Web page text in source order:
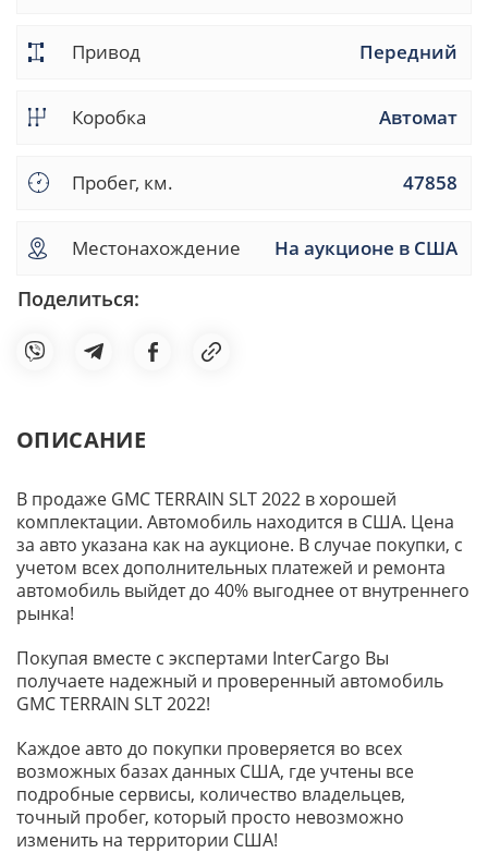
Привод Передний
Коробка Автомат
Пробег, км. 47858
Местонахождение На аукционе в США
Поделиться:
ОПИСАНИЕ
В продаже GMC TERRAIN SLT 2022 в хорошей
комплектации. Автомобиль находится в США. Цена
за авто указана как на аукционе. В случае покупки, с
учетом всех дополнительных платежей и ремонта
автомобиль выйдет до 40% выгоднее от внутреннего
рынка!
Покупая вместе с экспертами InterCargo Вы
получаете надежный и проверенный автомобиль
GMC TERRAIN SLT 2022!
Каждое авто до покупки проверяется во всех
возможных базах данных США, где учтены все
подробные сервисы, количество владельцев,
точный пробег, который просто невозможно
изменить на территории США!